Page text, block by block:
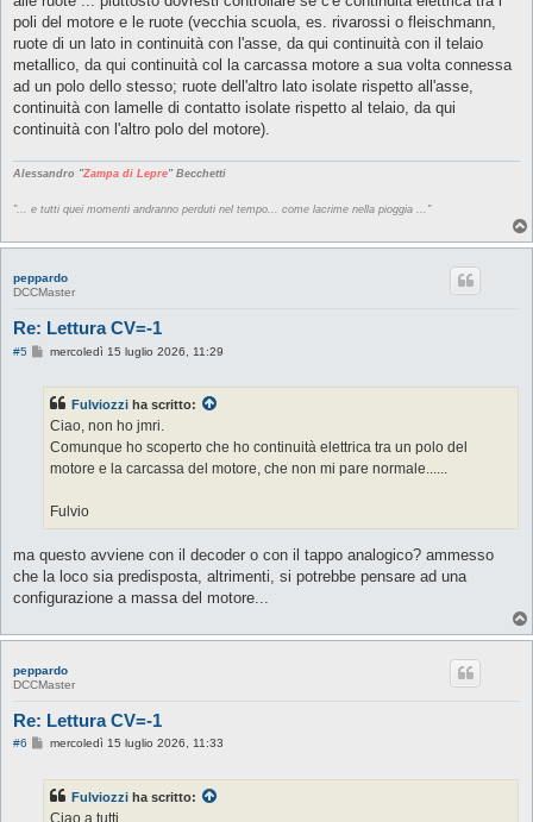
a
g
i
o
poli del motore e le ruote (vecchia scuola, es. rivarossi o fleischmann,
ruote di un lato in continuità con l'asse, da qui continuità con il telaio
metallico, da qui continuità col la carcassa motore a sua volta connessa
ad un polo dello stesso; ruote dell'altro lato isolate rispetto all'asse,
continuità con lamelle di contatto isolate rispetto al telaio, da qui
continuità con l'altro polo del motore).
Alessandro "Zampa di Lepre" Becchetti
"... e tutti quei momenti andranno perduti nel tempo... come lacrime nella pioggia ..."
peppardo
DCCMaster
Re: Lettura CV=-1
#5
M
a
g
o
mercoledì 15 luglio 2026, 11:29
Fulviozzi ha scritto:
Ciao, non ho jmri.
Comunque ho scoperto che ho continuità elettrica tra un polo del
motore e la carcassa del motore, che non mi pare normale......
Fulvio
ma questo avviene con il decoder o con il tappo analogico? ammesso
che la loco sia predisposta, altrimenti, si potrebbe pensare ad una
configurazione a massa del motore...
peppardo
DCCMaster
Re: Lettura CV=-1
#6
M
a
g
mercoledì 15 luglio 2026, 11:33
Fulviozzi ha scritto:
Ciao a tutti,